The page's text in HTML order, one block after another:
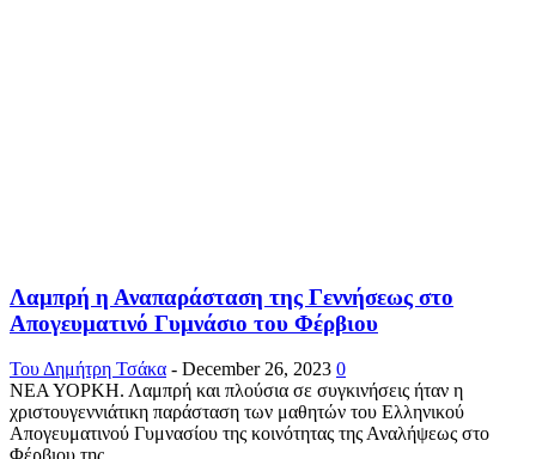
Λαμπρή η Αναπαράσταση της Γεννήσεως στο
Απογευματινό Γυμνάσιο του Φέρβιου
Του Δημήτρη Τσάκα - December 26, 2023 0
ΝΕΑ ΥΟΡΚΗ. Λαμπρή και πλούσια σε συγκινήσεις ήταν η
χριστουγεννιάτικη παράσταση των μαθητών του Ελληνικού
Απογευματινού Γυμνασίου της κοινότητας της Αναλήψεως στο